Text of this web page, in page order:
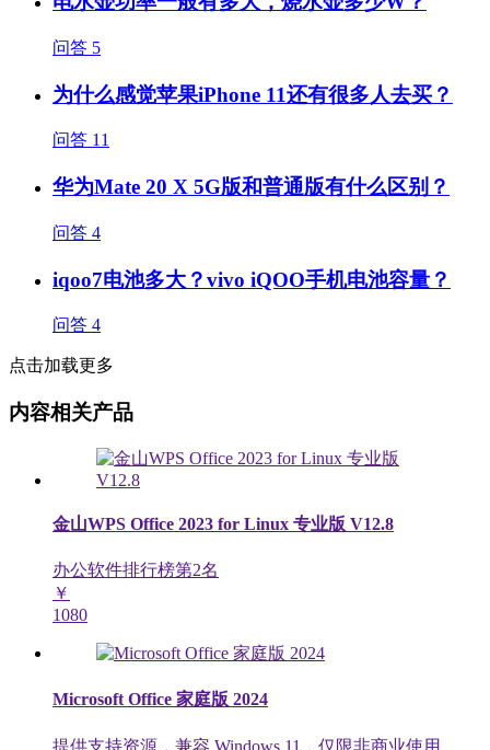
问答 5
为什么感觉苹果iPhone 11还有很多人去买？
问答 11
华为Mate 20 X 5G版和普通版有什么区别？
问答 4
iqoo7电池多大？vivo iQOO手机电池容量？
问答 4
点击加载更多
内容相关产品
金山WPS Office 2023 for Linux 专业版 V12.8
办公软件排行榜第2名
￥
1080
Microsoft Office 家庭版 2024
提供支持资源，兼容 Windows 11，仅限非商业使用